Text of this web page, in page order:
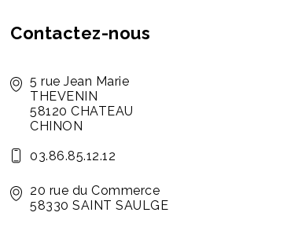
Contactez-nous
5 rue Jean Marie
THEVENIN
58120 CHATEAU
CHINON
03.86.85.12.12
20 rue du Commerce
58330 SAINT SAULGE